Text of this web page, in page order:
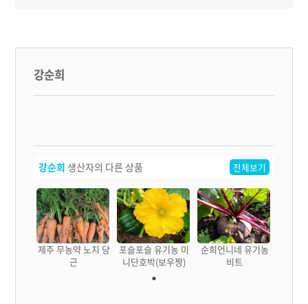
강순희
강순희 생산자의 다른 상품 전체보기
제주 무농약 노지 당
근
포슬포슬 유기농 미
니단호박(보우짱)
순희언니네 유기농
비트